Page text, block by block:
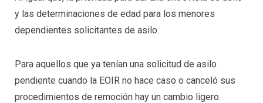
y las determinaciones de edad para los menores
dependientes solicitantes de asilo.
Para aquellos que ya tenían una solicitud de asilo
pendiente cuando la EOIR no hace caso o canceló sus
procedimientos de remoción hay un cambio ligero.